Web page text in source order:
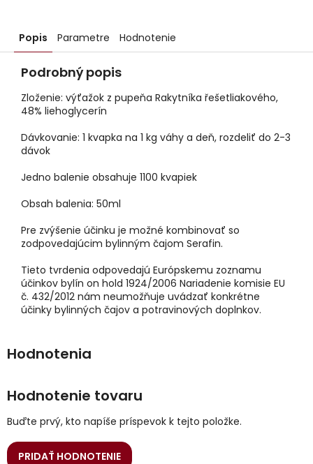
Popis Parametre Hodnotenie
Podrobný popis
Zloženie: výťažok z pupeňa Rakytníka řešetliakového,
48% liehoglycerín
Dávkovanie: 1 kvapka na 1 kg váhy a deň, rozdeliť do 2-3
dávok
Jedno balenie obsahuje 1100 kvapiek
Obsah balenia: 50ml
Pre zvýšenie účinku je možné kombinovať so
zodpovedajúcim bylinným čajom Serafin.
Tieto tvrdenia odpovedajú Európskemu zoznamu
účinkov bylín on hold 1924/2006 Nariadenie komisie EU
č. 432/2012 nám neumožňuje uvádzať konkrétne
účinky bylinných čajov a potravinových doplnkov.
Hodnotenie tovaru
Buďte prvý, kto napíše príspevok k tejto položke.
PRIDAŤ HODNOTENIE